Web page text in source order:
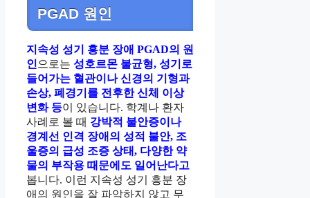
PGAD 원인
지속성 성기 흥분 장애 PGAD의 원
인 으로는 성호르몬 불균형, 성기로
들어가는 혈관이나 신경의 기형과
손상, 폐경기를 전후한 신체 이상
변화 등이 있습니다. 학계나 환자
사례로 볼 때 강박적 불안증이나
경계선 인격 장애의 성적 불안, 조
울증의 급성 조증 상태, 다양한 약
물의 부작용 때문에도 일어난다고
봅니다. 이런 지속성 성기 흥분 장
애의 원인을 잘 파악하지 않고 무